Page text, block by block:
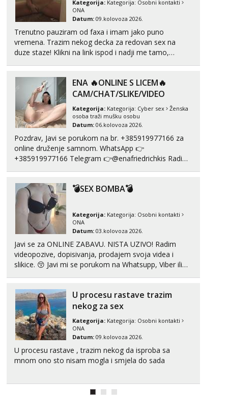
Ivančica
Čekam tvoj poziv!
Tel:064/677-677- Kod: #108
tel:0,93€ - mob:1,12€ min
Čekam tvoj poziv!
Tel: 064/677-677- Kod: #123
tel:0,93€ - mob:1,12€ min
Anđela
Čekam tvoj poziv!
Tel:064/677-677- Kod: #142
tel:0,93€ - mob:1,12€ min
Kategorija: Kategorija: Osobni kontakti
ONA
Datum: 09.kolovoza 2026.
Trenutno pauziram od faxa i imam jako puno
vremena. Trazim nekog decka za redovan sex na
duze staze! Klikni na link ispod i nadji me tamo,
ENA 🔥ONLINE S LICEM🔥
CAM/CHAT/SLIKE/VIDEO
Kategorija: Kategorija: Cyber sex
Ženska
osoba traži mušku osobu
Datum: 06.kolovoza 2026.
Pozdrav, Javi se porukom na br. +385919977166 za
online druženje samnom. WhatsApp 👉
+385919977166 Telegram 👉@enafriedrichkis Radim
štikle, samostojeće itd. Nudim svakakva videa seksa,
puš...
💣SEX BOMBA💣
Kategorija: Kategorija: Osobni kontakti
ONA
Datum: 03.kolovoza 2026.
Javi se za ONLINE ZABAVU. NISTA UZIVO! Radim
videopozive, dopisivanja, prodajem svoja videa i
slikice. 😚 Javi mi se porukom na Whatsupp, Viber ili
U procesu rastave trazim
nekog za sex
Kategorija: Kategorija: Osobni kontakti
ONA
Datum: 09.kolovoza 2026.
U procesu rastave , trazim nekog da isproba sa
mnom ono sto nisam mogla i smjela do sada